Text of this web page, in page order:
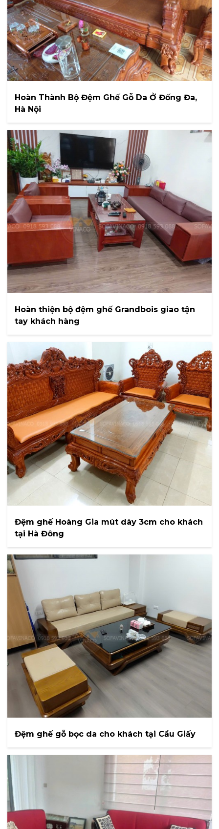
Hoàn Thành Bộ Đệm Ghế Gỗ Da Ở Đống Đa,
Hà Nội
Hoàn thiện bộ đệm ghế Grandbois giao tận
tay khách hàng
Đệm ghế Hoàng Gia mút dày 3cm cho khách
tại Hà Đông
Đệm ghế gỗ bọc da cho khách tại Cầu Giấy